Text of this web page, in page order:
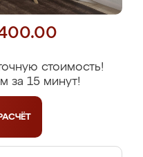
стоимость!
за 15 минут!